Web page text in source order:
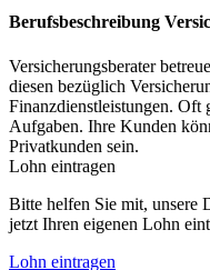
Berufsbeschreibung
Versicherungsberater
diesen bezüglich
Finanzdienstleistungen. Oft
Aufgaben. Ihre Kunden
Privatkunden sein.
Lohn eintragen
Bitte helfen Sie mit, unsere
jetzt Ihren eigenen Lohn
Lohn eintragen